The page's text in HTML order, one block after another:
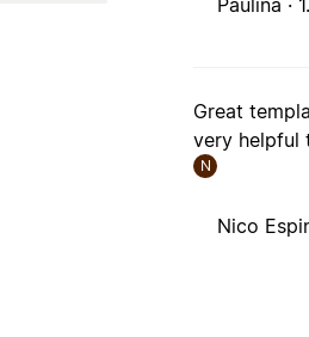
Paulina ·
Great
very helpful
N
Nico